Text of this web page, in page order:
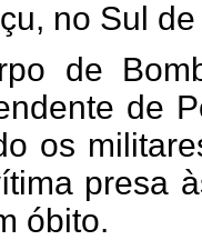
no Sul
de
de
os
presa
óbito.